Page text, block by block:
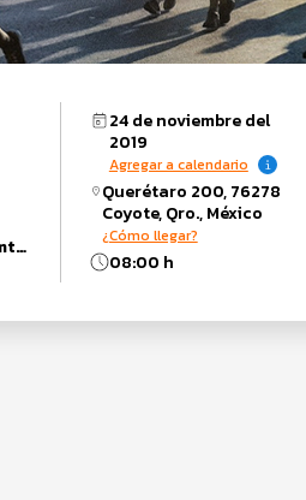
10 km, 15 km, 200 mts, 3 km, 400 mts, 50 mts, 5 km, 800 mts
24 de noviembre del
2019
Agregar a calendario
Querétaro 200, 76278
Coyote, Qro., México
¿Cómo llegar?
08:00 h